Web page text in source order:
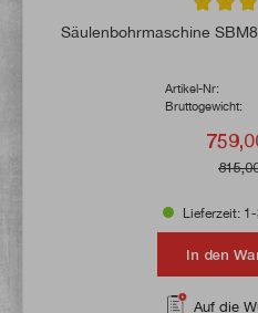
Säulenbohrmaschine
Artikel-Nr:
Bruttogewicht:
Lieferzeit:
In den
Auf die